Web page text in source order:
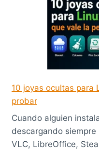
10 joyas ocultas para
probar
Cuando alguien
descargando
VLC, LibreOffice,